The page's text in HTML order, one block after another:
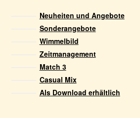
Neuheiten und Angebote
Sonderangebote
Wimmelbild
Zeitmanagement
Match 3
Casual Mix
Als Download erhältlich